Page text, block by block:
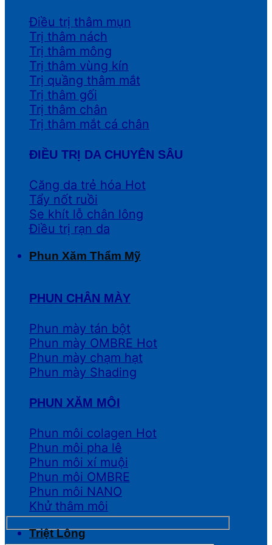
Điều trị thâm mụn
Trị thâm nách
Trị thâm mông
Trị thâm vùng kín
Trị quầng thâm mắt
Trị thâm gối
Trị thâm chân
Trị thâm mắt cá chân
ĐIỀU TRỊ DA CHUYÊN SÂU
Căng da trẻ hóa
Tẩy nốt ruồi
Se khít lỗ chân lông
Điều trị rạn da
Phun Xăm Thẩm Mỹ
PHUN CHÂN MÀY
Phun mày tán bột
Phun mày OMBRE
Phun mày chạm hạt
Phun mày Shading
PHUN XĂM MÔI
Phun môi colagen
Phun môi pha lê
Phun môi xí muội
Phun môi OMBRE
Phun môi NANO
Khử thâm môi
Triệt Lông